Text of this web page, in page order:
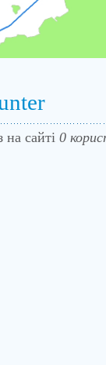
на сайті 0